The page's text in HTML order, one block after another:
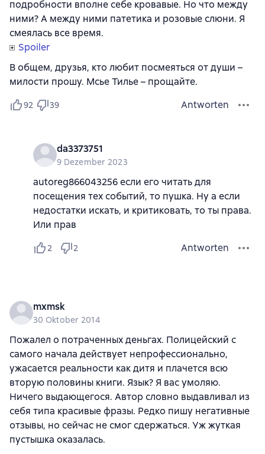
подробности вполне себе кровавые. Но что между
ними? А между ними патетика и розовые слюни. Я
смеялась все время.
Spoiler
В общем, друзья, кто любит посмеяться от души –
милости прошу. Мсье Тилье – прощайте.
92 39 Antworten
da3373751
9 Dezember 2023
autoreg866043256 если его читать для
посещения тех событий, то пушка. Ну а если
недостатки искать, и критиковать, то ты права.
Или прав
2 2 Antworten
mxmsk
30 Oktober 2014
Пожалел о потраченных деньгах. Полицейский с
самого начала действует непрофессионально,
ужасается реальности как дитя и плачется всю
вторую половины книги. Язык? Я вас умоляю.
Ничего выдающегося. Автор словно выдавливал из
себя типа красивые фразы. Редко пишу негативные
отзывы, но сейчас не смог сдержаться. Уж жуткая
пустышка оказалась.